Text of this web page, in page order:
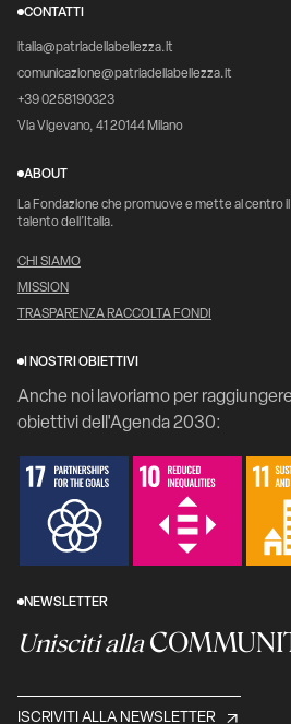
CONTATTI
italia@patriadellabellezza.it
comunicazione@patriadellabellezza.it
+39 0258190323
Via Vigevano, 41 20144 Milano
ABOUT
La Fondazione che promuove e mette al centro
talento dell’Italia.
CHI SIAMO
MISSION
TRASPARENZA RACCOLTA FONDI
I NOSTRI OBIETTIVI
Anche noi lavoriamo per
obiettivi dell'Agenda 2030:
NEWSLETTER
Unisciti alla
ISCRIVITI ALLA NEWSLETTER